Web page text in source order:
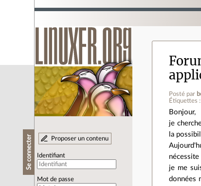
Se connecter Proposer un contenu
Identifiant
Mot de passe
Posté par
Étiquettes :
Bonjour,
je
la
je me
données